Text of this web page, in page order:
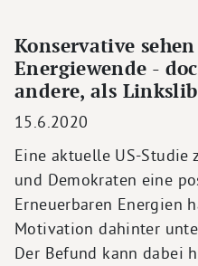
Konservative
Energiewende -
andere, als
15.6.2020
Eine aktuelle US-Studie
und Demokraten eine
Erneuerbaren Energien
Motivation dahinter
Der Befund kann dabei